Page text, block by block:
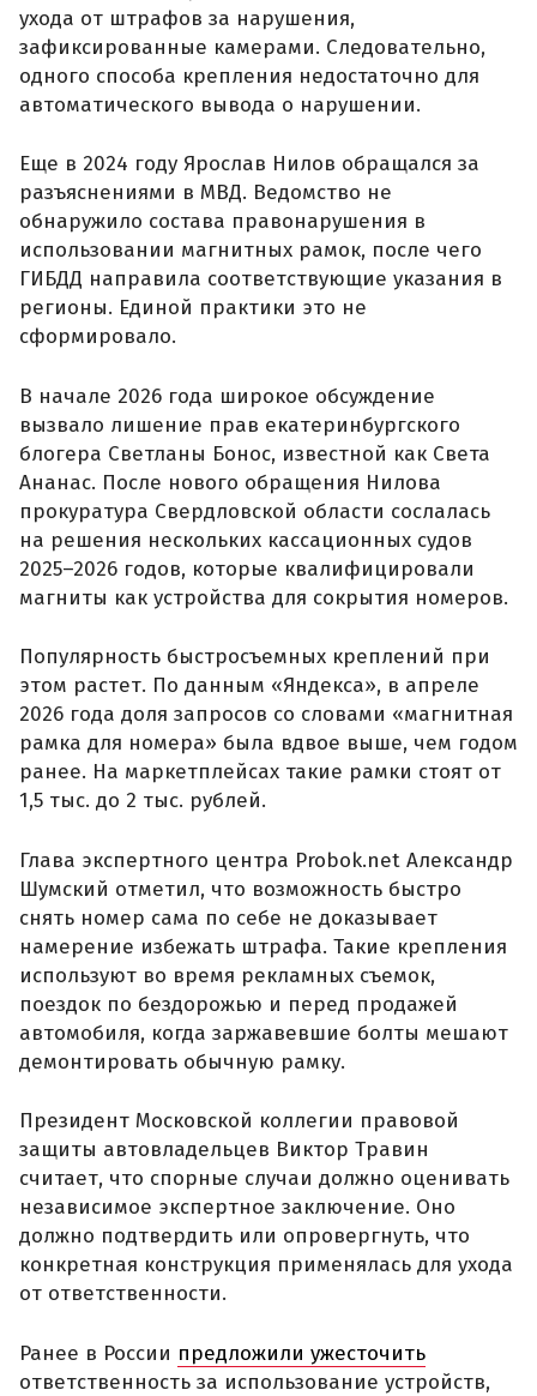
ухода от штрафов за нарушения,
зафиксированные камерами. Следовательно,
одного способа крепления недостаточно для
автоматического вывода о нарушении.
Еще в 2024 году Ярослав Нилов обращался за
разъяснениями в МВД. Ведомство не
обнаружило состава правонарушения в
использовании магнитных рамок, после чего
ГИБДД направила соответствующие указания в
регионы. Единой практики это не
сформировало.
В начале 2026 года широкое обсуждение
вызвало лишение прав екатеринбургского
блогера Светланы Бонос, известной как Света
Ананас. После нового обращения Нилова
прокуратура Свердловской области сослалась
на решения нескольких кассационных судов
2025–2026 годов, которые квалифицировали
магниты как устройства для сокрытия номеров.
Популярность быстросъемных креплений при
этом растет. По данным «Яндекса», в апреле
2026 года доля запросов со словами «магнитная
рамка для номера» была вдвое выше, чем годом
ранее. На маркетплейсах такие рамки стоят от
1,5 тыс. до 2 тыс. рублей.
Глава экспертного центра Probok.net Александр
Шумский отметил, что возможность быстро
снять номер сама по себе не доказывает
намерение избежать штрафа. Такие крепления
используют во время рекламных съемок,
поездок по бездорожью и перед продажей
автомобиля, когда заржавевшие болты мешают
демонтировать обычную рамку.
Президент Московской коллегии правовой
защиты автовладельцев Виктор Травин
считает, что спорные случаи должно оценивать
независимое экспертное заключение. Оно
должно подтвердить или опровергнуть, что
конкретная конструкция применялась для ухода
от ответственности.
Ранее в России предложили ужесточить
ответственность за использование устройств,